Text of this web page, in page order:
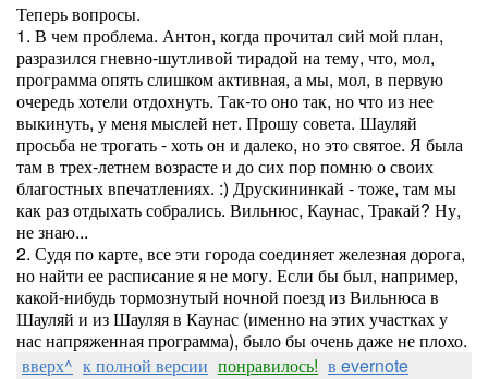
Теперь вопросы.
1. В чем проблема. Антон, когда прочитал сий мой план,
разразился гневно-шутливой тирадой на тему, что, мол,
программа опять слишком активная, а мы, мол, в первую
очередь хотели отдохнуть. Так-то оно так, но что из нее
выкинуть, у меня мыслей нет. Прошу совета. Шауляй
просьба не трогать - хоть он и далеко, но это святое. Я была
там в трех-летнем возрасте и до сих пор помню о своих
благостных впечатлениях. :) Друскининкай - тоже, там мы
как раз отдыхать собрались. Вильнюс, Каунас, Тракай? Ну,
не знаю...
2. Судя по карте, все эти города соединяет железная дорога,
но найти ее расписание я не могу. Если бы был, например,
какой-нибудь тормознутый ночной поезд из Вильнюса в
Шауляй и из Шауляя в Каунас (именно на этих участках у
нас напряженная программа), было бы очень даже не плохо.
вверх^ к полной версии понравилось! в evernote